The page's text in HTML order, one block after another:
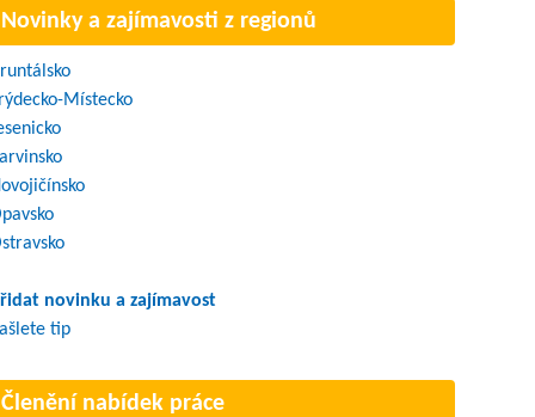
Novinky a zajímavosti z regionů
Místecko
novinku a zajímavost
tip
Členění nabídek práce